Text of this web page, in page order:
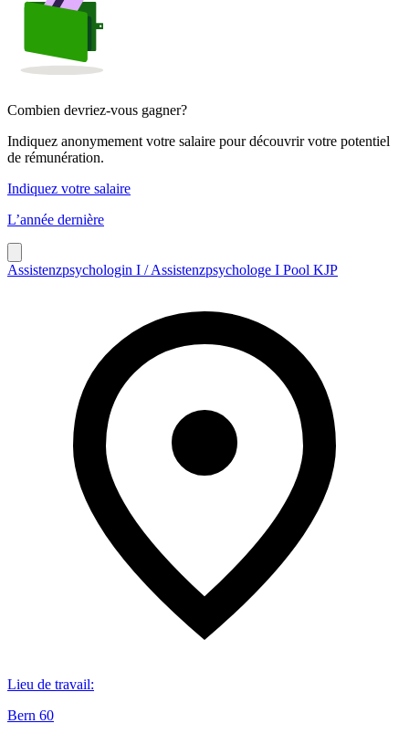
Combien devriez-vous gagner?
Indiquez anonymement votre salaire pour découvrir votre potentiel
de rémunération.
Indiquez votre salaire
L’année dernière
Assistenzpsychologin I / Assistenzpsychologe I Pool KJP
Lieu de travail:
Bern 60